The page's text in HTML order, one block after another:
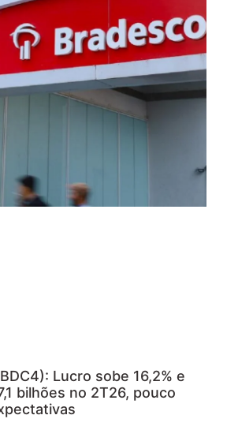
Lucro sobe 16,2% e
bilhões no 2T26, pouco